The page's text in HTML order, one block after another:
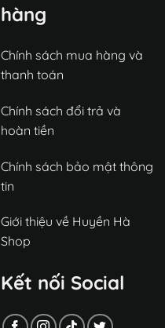
hàng
Chính sách mua hàng và
thanh toán
Chính sách đổi trả và
hoàn tiền
Chính sách bảo mật thông
tin
Giới thiệu về Huyền Hà
Shop
Kết nối Social